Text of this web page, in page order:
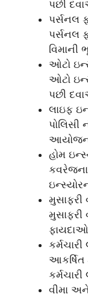
પછી
પર્સનલ
પર્સનલ
વિમાની
ઓટો
ઓટો
પછી
લાઇફ
પોલિસી
હોમ
કવરેજના
મુસાફરી
મુસાફરી
આકર્ષિત
વીમા